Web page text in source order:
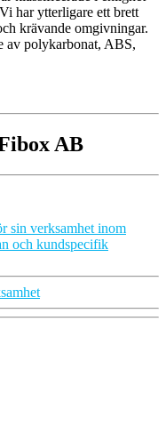
har ytterligare ett brett
krävande omgivningar.
av polykarbonat, ABS,
AB
sin verksamhet inom
och kundspecifik